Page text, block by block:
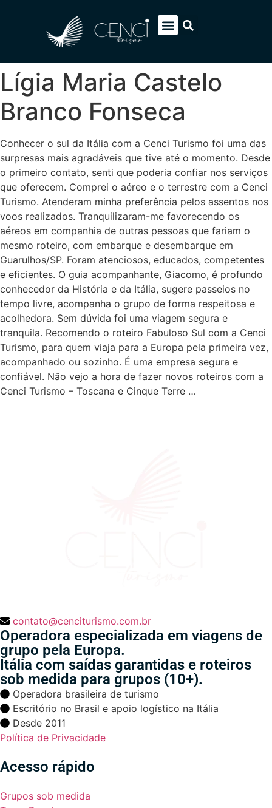
Lígia Maria Castelo
Branco Fonseca
Conhecer o sul da Itália com a Cenci Turismo foi uma das
surpresas mais agradáveis que tive até o momento. Desde
o primeiro contato, senti que poderia confiar nos serviços
que oferecem. Comprei o aéreo e o terrestre com a Cenci
Turismo. Atenderam minha preferência pelos assentos nos
voos realizados. Tranquilizaram-me favorecendo os
aéreos em companhia de outras pessoas que fariam o
mesmo roteiro, com embarque e desembarque em
Guarulhos/SP. Foram atenciosos, educados, competentes
e eficientes. O guia acompanhante, Giacomo, é profundo
conhecedor da História e da Itália, sugere passeios no
tempo livre, acompanha o grupo de forma respeitosa e
acolhedora. Sem dúvida foi uma viagem segura e
tranquila. Recomendo o roteiro Fabuloso Sul com a Cenci
Turismo, para quem viaja para a Europa pela primeira vez,
acompanhado ou sozinho. É uma empresa segura e
confiável. Não vejo a hora de fazer novos roteiros com a
Cenci Turismo – Toscana e Cinque Terre …
contato@cenciturismo.com.br
Operadora especializada em viagens de
grupo pela Europa.
Itália com saídas garantidas e roteiros
sob medida para grupos (10+).
Operadora brasileira de turismo
Escritório no Brasil e apoio logístico na Itália
Desde 2011
Política de Privacidade
Acesso rápido
Grupos sob medida